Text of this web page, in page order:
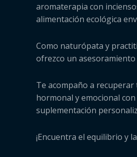
aromaterapia con
alimentación ecológica
Como naturópata y
ofrezco un
Te acompaño a
hormonal y emocional
suplementación
¡Encuentra el equilibrio y